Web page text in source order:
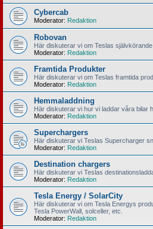
Cybercab
Moderator: Redaktion
Robovan
Här diskuterar vi om Teslas
Moderator: Redaktion
Framtida Produkter
Här diskuterar vi om Teslas framtida
Moderator: Redaktion
Hemmaladdning
Här diskuterar vi hur vi laddar våra bilar
Moderator: Redaktion
Superchargers
Här diskuterar vi Teslas Supercharger
Moderator: Redaktion
Destination chargers
Här diskuterar vi Teslas
Moderator: Redaktion
Tesla Energy / SolarCity
Här diskuterar vi om Tesla Energys
Tesla PowerWall, solceller, etc.
Moderator: Redaktion